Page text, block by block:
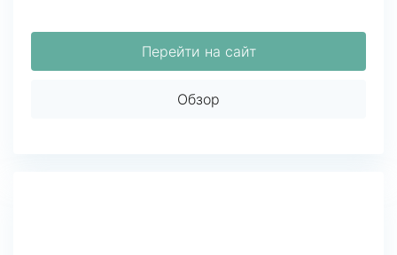
Перейти на сайт
Обзор